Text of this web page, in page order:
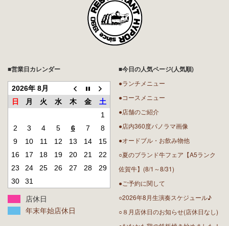
■営業日カレンダー
2026年 8月
日
月 火 水 木 金
土
1
2
3 4 5 6 7
8
9
10 11 12 13 14
15
16
17 18 19 20 21
22
23
24 25 26 27 28
29
30
31
店休日
年末年始店休日
■今日の人気ページ(人気順)
●ランチメニュー
●コースメニュー
●店舗のご紹介
●店内360度パノラマ画像
●オードブル・お飲み物他
○夏のブランド牛フェア【A5ランク
佐賀牛】(8/1～8/31)
●ご予約に関して
○2026年8月生演奏スケジュール♪
○８月店休日のお知らせ(店休日なし)